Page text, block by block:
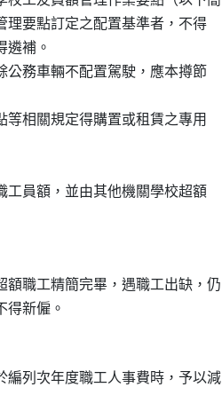
理要點訂定之配置基準者，不得
遴補。
公務車輛不配置駕駛，應本撙節
等相關規定得購置或租賃之專用
工員額，並由其他機關學校超額
額職工精簡完畢，遇職工出缺，仍
編列次年度職工人事費時，予以減